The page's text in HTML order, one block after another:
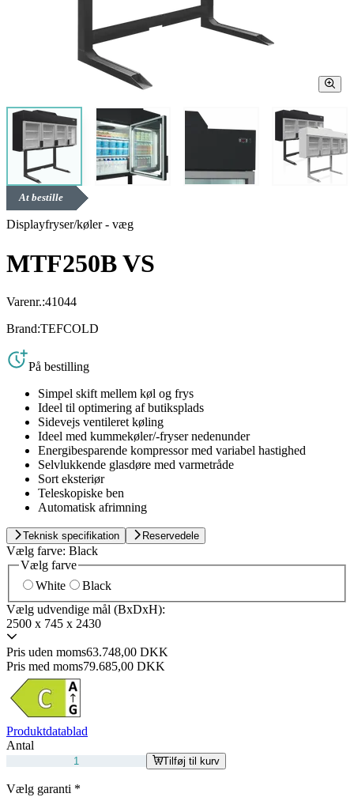
At bestille
Displayfryser/køler - væg
MTF250B VS
Varenr.:41044
Brand:TEFCOLD
På bestilling
Simpel skift mellem køl og frys
Ideel til optimering af butiksplads
Sidevejs ventileret køling
Ideel med kummekøler/-fryser nedenunder
Energibesparende kompressor med variabel hastighed
Selvlukkende glasdøre med varmetråde
Sort eksteriør
Teleskopiske ben
Automatisk afrimning
Teknisk specifikation Reservedele
Vælg farve: Black
Vælg farve
White
Black
Vælg udvendige mål (BxDxH):
2500 x 745 x 2430
Pris uden moms63.748,00 DKK
Pris med moms79.685,00 DKK
Produktdatablad
Antal
Tilføj til kurv
Vælg garanti *